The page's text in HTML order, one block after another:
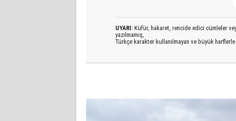
UYARI: Küfür, hakaret, rencide edici cümleler
yazılmamış,
Türkçe karakter kullanılmayan ve büyük harflerle